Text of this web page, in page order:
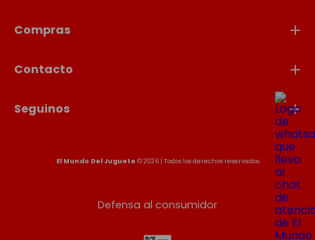
Compras
Contacto
Seguinos
El Mundo Del Juguete © 2026 | Todos los derechos reservados
Defensa al consumidor